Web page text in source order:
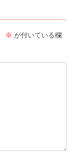
※ が付いている欄